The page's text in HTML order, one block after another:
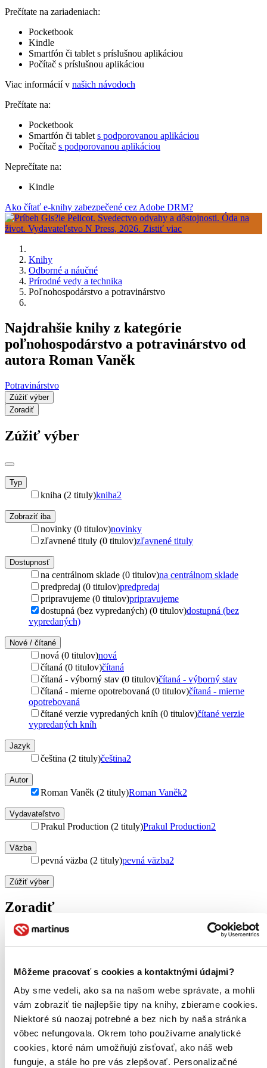
Môžeme pracovať s cookies a kontaktnými údajmi?
Aby sme vedeli, ako sa na našom webe správate, a mohli
vám zobraziť tie najlepšie tipy na knihy, zbierame cookies.
Niektoré sú naozaj potrebné a bez nich by naša stránka
vôbec nefungovala. Okrem toho používame analytické
cookies, ktoré nám umožňujú zisťovať, ako náš web
funguje, a stále ho pre vás zlepšovať. Personalizačné
Prečítate na zariadeniach:
Pocketbook
Kindle
Smartfón či tablet s príslušnou aplikáciou
Počítač s príslušnou aplikáciou
Viac informácií v našich návodoch
Prečítate na:
Pocketbook
Smartfón či tablet s podporovanou aplikáciou
Počítač s podporovanou aplikáciou
Neprečítate na:
Kindle
Ako čítať e-knihy zabezpečené cez Adobe DRM?
Knihy
Odborné a náučné
Prírodné vedy a technika
Poľnohospodárstvo a potravinárstvo
Najdrahšie knihy z kategórie
poľnohospodárstvo a potravinárstvo od
autora Roman Vaněk
Potravinárstvo
Zúžiť výber
Zoradiť
Zúžiť výber
Typ
kniha (2 tituly)kniha2
Zobraziť iba
novinky (0 titulov)novinky
zľavnené tituly (0 titulov)zľavnené tituly
Dostupnosť
na centrálnom sklade (0 titulov)na centrálnom sklade
predpredaj (0 titulov)predpredaj
pripravujeme (0 titulov)pripravujeme
dostupná (bez vypredaných) (0 titulov)dostupná (bez
vypredaných)
Nové / čítané
nová (0 titulov)nová
čítaná (0 titulov)čítaná
čítaná - výborný stav (0 titulov)čítaná - výborný stav
čítaná - mierne opotrebovaná (0 titulov)čítaná - mierne
opotrebovaná
čítané verzie vypredaných kníh (0 titulov)čítané verzie
vypredaných kníh
Jazyk
čeština (2 tituly)čeština2
Autor
Roman Vaněk (2 tituly)Roman Vaněk2
Vydavateľstvo
Prakul Production (2 tituly)Prakul Production2
Väzba
pevná väzba (2 tituly)pevná väzba2
Zúžiť výber
Zoradiť
Top hodnotené
Najdrahšie
Najlacnejšie
Najvyššia zľava
Použité filtre
Zrušiť filtre